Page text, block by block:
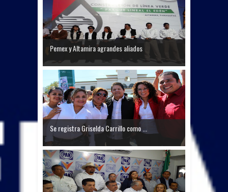
Pemex y Altamira agrandes aliados
Se registra Griselda Carrillo como ...